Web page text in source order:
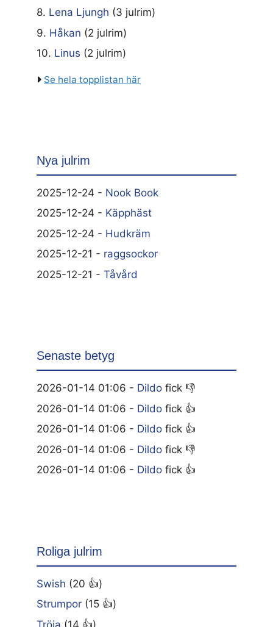
8. Lena Ljungh (3 julrim)
9. Håkan (2 julrim)
10. Linus (2 julrim)
Se hela topplistan här
Nya julrim
2025-12-24 - Nook Book
2025-12-24 - Käpphäst
2025-12-24 - Hudkräm
2025-12-21 - raggsockor
2025-12-21 - Tåvård
Senaste betyg
2026-01-14 01:06 - Dildo fick 👎
2026-01-14 01:06 - Dildo fick 👍
2026-01-14 01:06 - Dildo fick 👍
2026-01-14 01:06 - Dildo fick 👎
2026-01-14 01:06 - Dildo fick 👍
Roliga julrim
Swish (20 👍)
Strumpor (15 👍)
Tröja (14 👍)